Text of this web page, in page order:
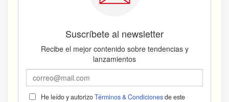
Suscríbete al newsletter
Recibe el mejor contenido sobre tendencias y
lanzamientos
He leído y autorizoTérminos & Condicionesde este